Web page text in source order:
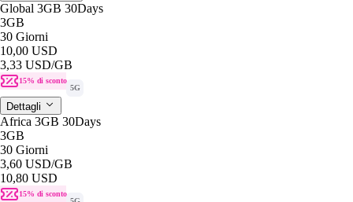
Global 3GB 30Days
3GB
30 Giorni
10,00 USD
3,33 USD/GB
15% di sconto
5G
Dettagli
Africa 3GB 30Days
3GB
30 Giorni
3,60 USD/GB
10,80 USD
15% di sconto